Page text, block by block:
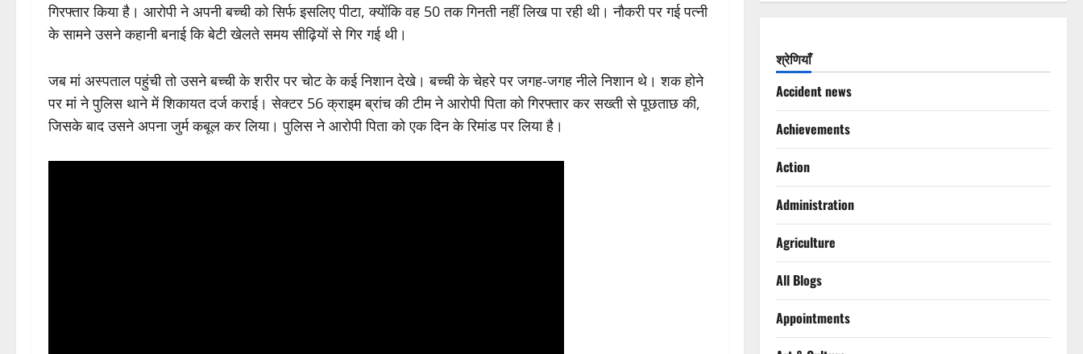
गिरफ्तार किया है। आरोपी ने अपनी बच्ची को सिर्फ इसलिए पीटा, क्योंकि वह 50 तक गिनती नहीं लिख पा रही थी। नौकरी पर गई पत्नी
के सामने उसने कहानी बनाई कि बेटी खेलते समय सीढ़ियों से गिर गई थी।
जब मां अस्पताल पहुंची तो उसने बच्ची के शरीर पर चोट के कई निशान देखे। बच्ची के चेहरे पर जगह-जगह नीले निशान थे। शक होने
पर मां ने पुलिस थाने में शिकायत दर्ज कराई। सेक्टर 56 क्राइम ब्रांच की टीम ने आरोपी पिता को गिरफ्तार कर सख्ती से पूछताछ की,
जिसके बाद उसने अपना जुर्म कबूल कर लिया। पुलिस ने आरोपी पिता को एक दिन के रिमांड पर लिया है।
श्रेणियाँ
Accident news
Achievements
Action
Administration
Agriculture
All Blogs
Appointments